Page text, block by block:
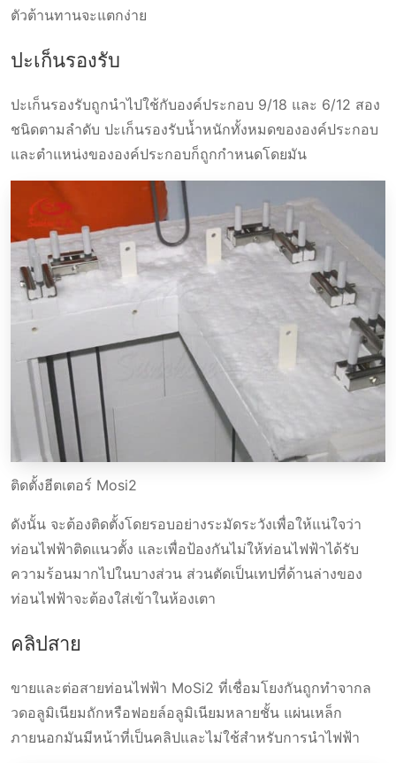
ตัวต้านทานจะแตกง่าย
ปะเก็นรองรับ
ปะเก็นรองรับถูกนำไปใช้กับองค์ประกอบ 9/18 และ 6/12 สอง
ชนิดตามลำดับ ปะเก็นรองรับน้ำหนักทั้งหมดขององค์ประกอบ
และตำแหน่งขององค์ประกอบก็ถูกกำหนดโดยมัน
ติดตั้งฮีตเตอร์ Mosi2
ดังนั้น จะต้องติดตั้งโดยรอบอย่างระมัดระวังเพื่อให้แน่ใจว่า
ท่อนไฟฟ้าติดแนวตั้ง และเพื่อป้องกันไม่ให้ท่อนไฟฟ้าได้รับ
ความร้อนมากไปในบางส่วน ส่วนตัดเป็นเทปที่ด้านล่างของ
ท่อนไฟฟ้าจะต้องใส่เข้าในห้องเตา
คลิปสาย
ขายและต่อสายท่อนไฟฟ้า MoSi2 ที่เชื่อมโยงกันถูกทำจากล
วดอลูมิเนียมถักหรือฟอยล์อลูมิเนียมหลายชั้น แผ่นเหล็ก
ภายนอกมันมีหน้าที่เป็นคลิปและไม่ใช้สำหรับการนำไฟฟ้า